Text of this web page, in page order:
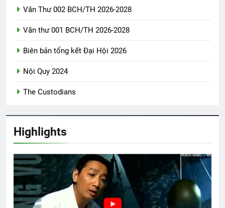
Văn Thư 002 BCH/TH 2026-2028
Văn thư 001 BCH/TH 2026-2028
Biên bản tổng kết Đại Hội 2026
Nội Quy 2024
The Custodians
Highlights